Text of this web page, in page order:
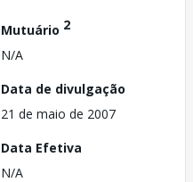
Mutuário 2
N/A
Data de divulgação
21 de maio de 2007
Data Efetiva
N/A